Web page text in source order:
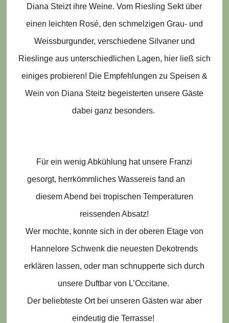
Diana Steizt ihre Weine. Vom Riesling Sekt über
einen leichten Rosé, den schmelzigen Grau- und
Weissburgunder, verschiedene Silvaner und
Rieslinge aus unterschiedlichen Lagen, hier ließ sich
einiges probieren! Die Empfehlungen zu Speisen &
Wein von Diana Steitz begeisterten unsere Gäste
dabei ganz besonders.
Für ein wenig Abkühlung hat unsere Franzi
gesorgt, herrkömmliches Wassereis fand an
diesem Abend bei tropischen Temperaturen
reissenden Absatz!
Wer mochte, konnte sich in der oberen Etage von
Hannelore Schwenk die neuesten Dekotrends
erklären lassen, oder man schnupperte sich durch
unsere Duftbar von L’Occitane.
Der beliebteste Ort bei unseren Gästen war aber
eindeutig die Terrasse!